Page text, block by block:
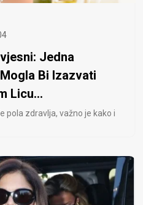
Jedna
Bi Izazvati
Licu...
pola zdravlja, važno je kako i